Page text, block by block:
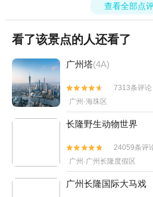
查看全部点
看了该景点的人还看了
广州塔(4A)


7313条评论
广州·海珠区
长隆野生动物世界


24059条评
广州·广州长隆度假区
广州长隆国际大马戏